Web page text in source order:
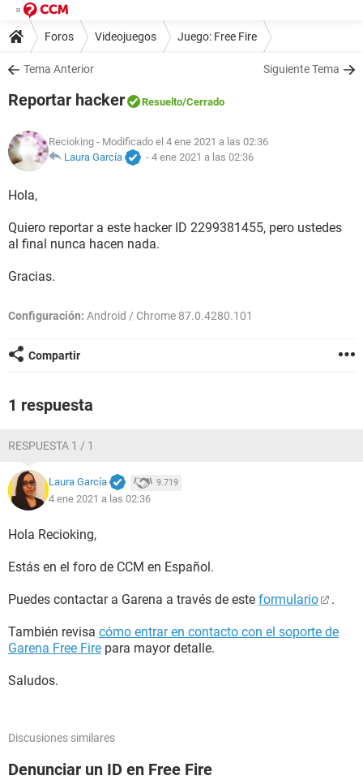
Foros Videojuegos Juego: Free Fire
Tema Anterior Siguiente Tema
Reportar hacker Resuelto/Cerrado
Recioking - Modificado el 4 ene 2021 a las 02:36
Laura García
- 4 ene 2021 a las 02:36
Hola,
Quiero reportar a este hacker ID 2299381455, pero ustedes
al final nunca hacen nada.
Gracias.
Configuración: Android / Chrome 87.0.4280.101
Compartir
1 respuesta
RESPUESTA 1 / 1
Laura García 9.719
4 ene 2021 a las 02:36
Hola Recioking,
Estás en el foro de CCM en Español.
Puedes contactar a Garena a través de este formulario .
También revisa cómo entrar en contacto con el soporte de
Garena Free Fire para mayor detalle.
Saludos.
Discusiones similares
Denunciar un ID en Free Fire